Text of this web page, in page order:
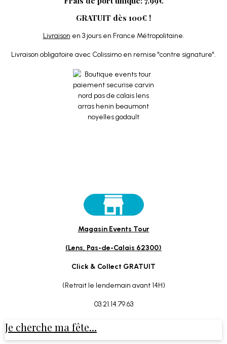
GRATUIT dès 100€ !
Livraison en 3 jours en France Métropolitaine.
Livraison obligatoire avec Colissimo en remise "contre signature".
Magasin Events Tour
(Lens, Pas-de-Calais 62300)
Click & Collect GRATUIT
(Retrait le lendemain avant 14H)
03.21.14.79.63
Je cherche ma fête...